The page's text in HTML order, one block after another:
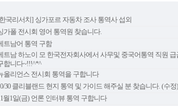
국리서치] 싱가포르 자동차 조사 통역사 섭외
가폴 전시회 영어 통역원 찾습니다.
트남어 통역 구함
트남 하노이 모 한국전자회사에서 사무및 중국어통역 직원 급
합니다~!!!^*^
올리언스 전시회 통역을 구합니다
30 클리블랜드 현지 통역 및 가이드 해주실 분 찾습니다. (수정)
월1일(금) 언론 인터뷰 통역 구합니다